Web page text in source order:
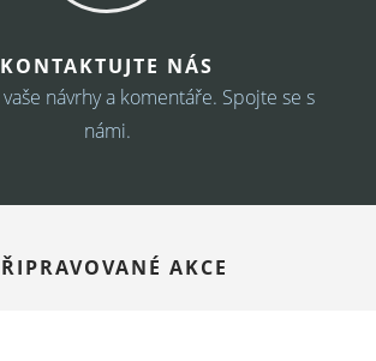
KONTAKTUJTE NÁS
návrhy a komentáře. Spojte se s
námi.
AKCE